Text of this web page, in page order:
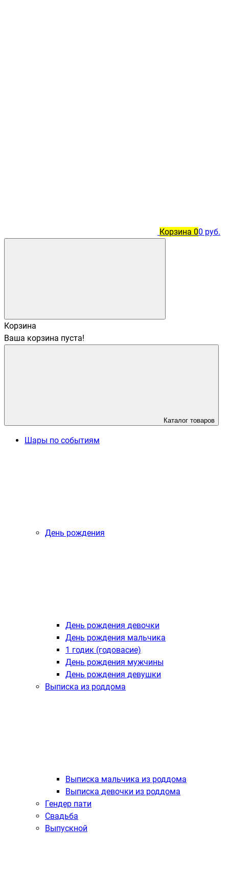
Корзина 00 руб.
Корзина
Ваша корзина пуста!
Каталог товаров
Шары по событиям
День рождения
День рождения девочки
День рождения мальчика
1 годик (годовасие)
День рождения мужчины
День рождения девушки
Выписка из роддома
Выписка мальчика из роддома
Выписка девочки из роддома
Гендер пати
Свадьба
Выпускной